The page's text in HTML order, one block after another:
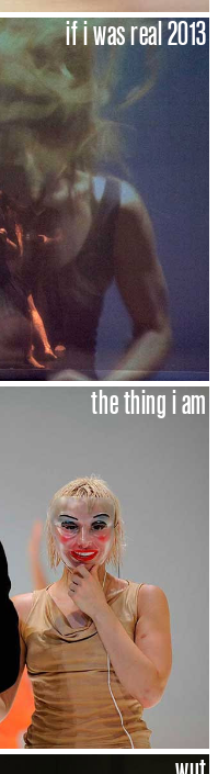
if i was real 2013
the thing i am